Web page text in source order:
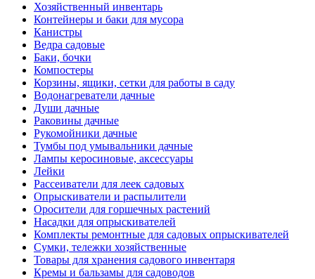
Хозяйственный инвентарь
Контейнеры и баки для мусора
Канистры
Ведра садовые
Баки, бочки
Компостеры
Корзины, ящики, сетки для работы в саду
Водонагреватели дачные
Души дачные
Раковины дачные
Рукомойники дачные
Тумбы под умывальники дачные
Лампы керосиновые, аксессуары
Лейки
Рассеиватели для леек садовых
Опрыскиватели и распылители
Оросители для горшечных растений
Насадки для опрыскивателей
Комплекты ремонтные для садовых опрыскивателей
Сумки, тележки хозяйственные
Товары для хранения садового инвентаря
Кремы и бальзамы для садоводов